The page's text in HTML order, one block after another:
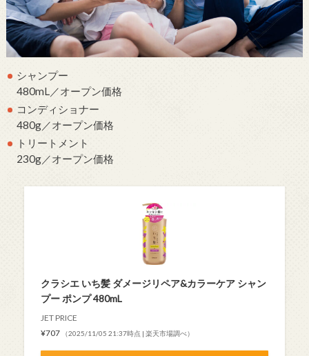
シャンプー
480mL／オープン価格
コンディショナー
480g／オープン価格
トリートメント
230g／オープン価格
クラシエ いち髪 ダメージリペア&カラーケア シャン
プー ポンプ 480mL
JET PRICE
¥707
（2025/11/05 21:37時点 | 楽天市場調べ）